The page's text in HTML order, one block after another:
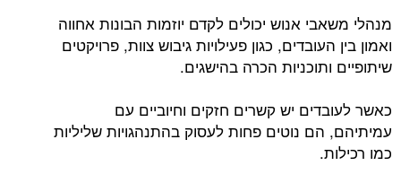
מנהלי משאבי אנוש יכולים לקדם יוזמות הבונות אחווה
ואמון בין העובדים, כגון פעילויות גיבוש צוות, פרויקטים
שיתופיים ותוכניות הכרה בהישגים.
כאשר לעובדים יש קשרים חזקים וחיוביים עם
עמיתיהם, הם נוטים פחות לעסוק בהתנהגויות שליליות
כמו רכילות.